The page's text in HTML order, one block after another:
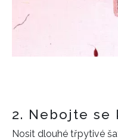
2. Nebojte se
Nosit dlouhé třpytivé